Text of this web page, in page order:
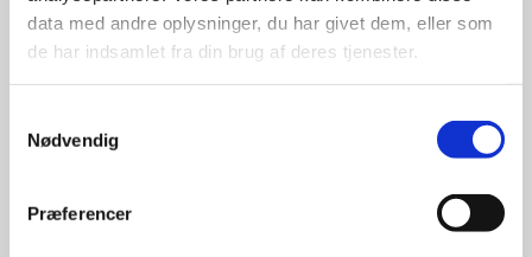
data med andre oplysninger, du har givet dem, eller som
de har indsamlet fra din brug af deres tjenester.
Nødvendig
Præferencer
Støt Retten til Liv